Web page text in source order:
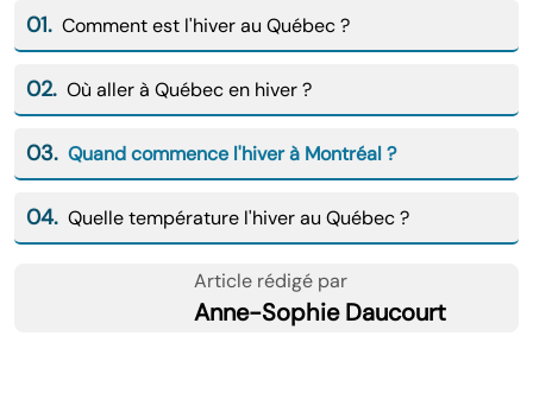
01. Comment est l'hiver au Québec ?
02. Où aller à Québec en hiver ?
03. Quand commence l'hiver à Montréal ?
04. Quelle température l'hiver au Québec ?
Article rédigé par
Anne-Sophie Daucourt